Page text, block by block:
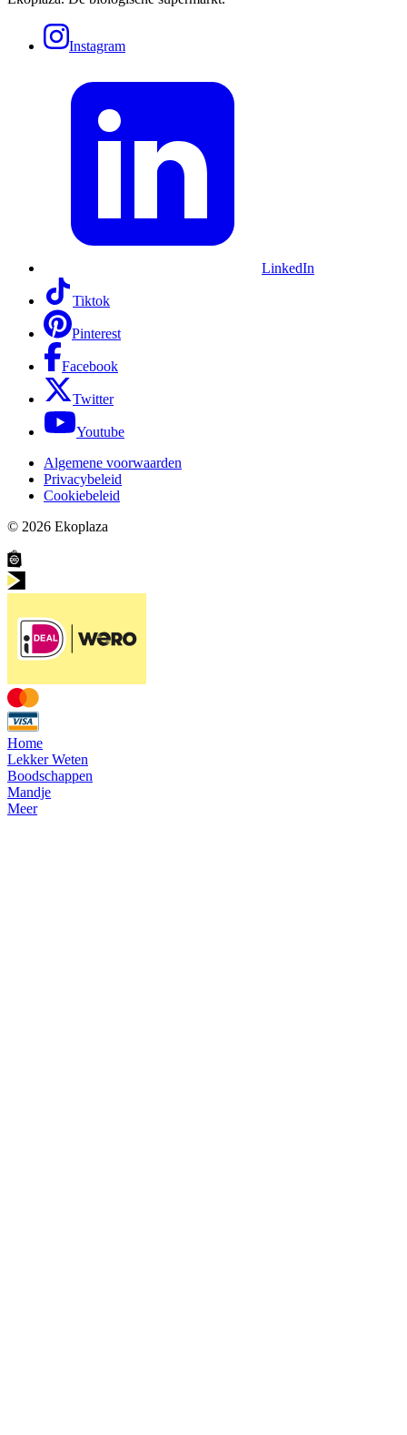
Instagram
LinkedIn
Tiktok
Pinterest
Facebook
Twitter
Youtube
Algemene voorwaarden
Privacybeleid
Cookiebeleid
© 2026 Ekoplaza
Home
Lekker Weten
Boodschappen
Mandje
Meer